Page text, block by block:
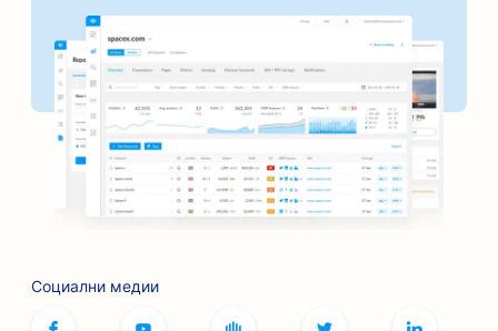
SEO оптимизация за услуги за поръчители
SEO за банки
SEO за пекарни
SEO за фризьорски салони
SEO оптимизация за барбекю стави
SEO за услуги с ботокс и филъри
SEO за боулинг зали
Социални медии